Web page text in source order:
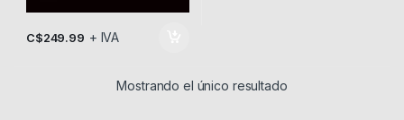
C$249.99 + IVA
Mostrando el único resultado